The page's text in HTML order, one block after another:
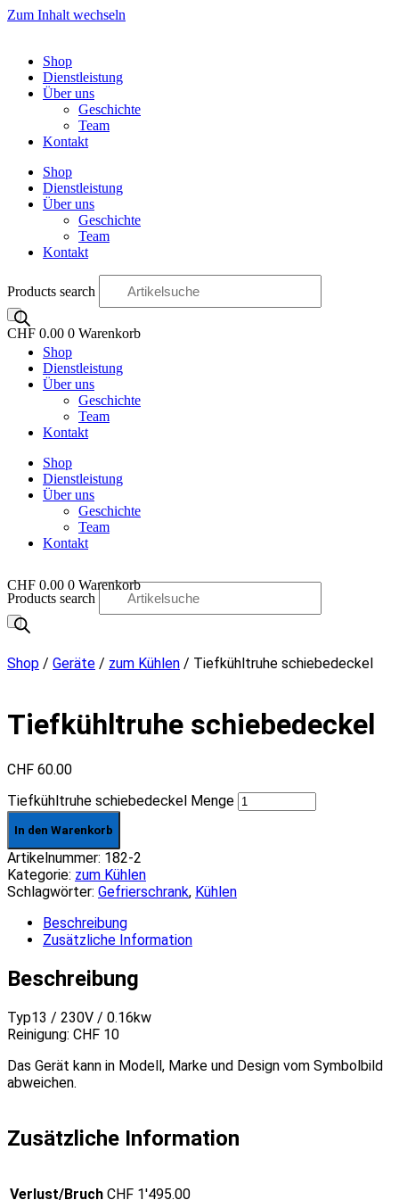
Zum Inhalt wechseln
Shop
Dienstleistung
Über uns
Geschichte
Team
Kontakt
Shop
Dienstleistung
Über uns
Geschichte
Team
Kontakt
Products search
CHF 0.00 0 Warenkorb
OO
Shop
Dienstleistung
Über uns
Geschichte
Team
Kontakt
Shop
Dienstleistung
Über uns
Geschichte
Team
Kontakt
CHF 0.00 0 Warenkorb
OO
Products search
Shop / Geräte / zum Kühlen / Tiefkühltruhe schiebedeckel
Tiefkühltruhe schiebedeckel
CHF 60.00
Tiefkühltruhe schiebedeckel Menge
In den Warenkorb
Artikelnummer: 182-2
Kategorie: zum Kühlen
Schlagwörter: Gefrierschrank, Kühlen
Beschreibung
Zusätzliche Information
Beschreibung
Typ13 / 230V / 0.16kw
Reinigung: CHF 10
Das Gerät kann in Modell, Marke und Design vom Symbolbild
abweichen.
Zusätzliche Information
Verlust/Bruch CHF 1'495.00